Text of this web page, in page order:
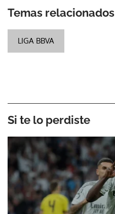
Temas relacionados
LIGA BBVA
Si te lo perdiste